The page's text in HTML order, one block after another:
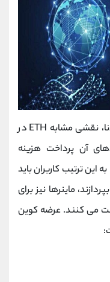
KDA به عنوان کوین بومی شبکه کادنا، نقشی مشابه ETH در
آن پرداخت هزینه
ترتیب کاربران باید
ماینرها نیز برای
می کنند. عرضه کوین